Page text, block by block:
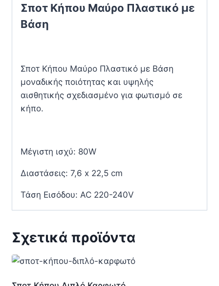
Σποτ Κήπου Μαύρο Πλαστικό με
Βάση
Σποτ Κήπου Μαύρο Πλαστικό με Βάση
μοναδικής ποιότητας και υψηλής
αισθητικής σχεδιασμένο για φωτισμό σε
κήπο.
Μέγιστη ισχύ: 80W
Διαστάσεις: 7,6 x 22,5 cm
Τάση Εισόδου: AC 220-240V
Σχετικά προϊόντα